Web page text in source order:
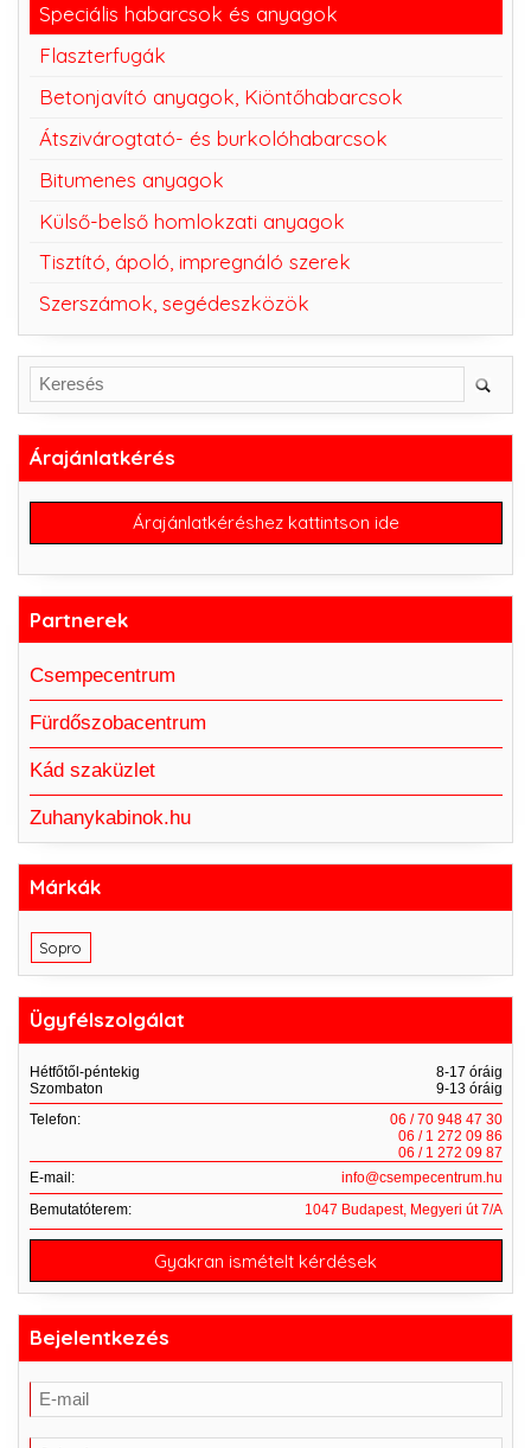
Speciális habarcsok és anyagok
Flaszterfugák
Betonjavító anyagok, Kiöntőhabarcsok
Átszivárogtató- és burkolóhabarcsok
Bitumenes anyagok
Külső-belső homlokzati anyagok
Tisztító, ápoló, impregnáló szerek
Szerszámok, segédeszközök
Árajánlatkérés
Árajánlatkéréshez kattintson ide
Partnerek
Csempecentrum
Fürdőszobacentrum
Kád szaküzlet
Zuhanykabinok.hu
Márkák
Sopro
Ügyfélszolgálat
Hétfőtől-péntekig
8-17 óráig
Szombaton
9-13 óráig
Telefon:
06 / 70 948 47 30
06 / 1 272 09 86
06 / 1 272 09 87
E-mail:
info@csempecentrum.hu
Bemutatóterem:
1047 Budapest, Megyeri út 7/A
Gyakran ismételt kérdések
Bejelentkezés